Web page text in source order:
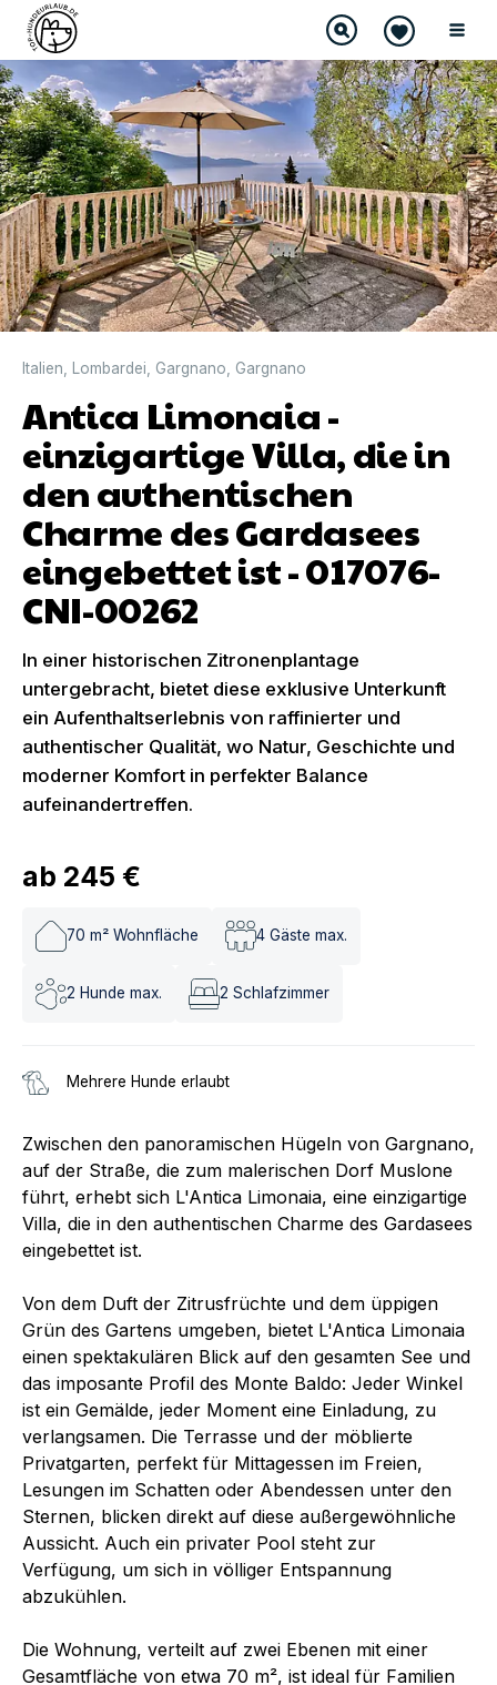
Italien Lombardei Gargnano Gargnano
Antica Limonaia -
einzigartige Villa, die in
den authentischen
Charme des Gardasees
eingebettet ist - 017076-
CNI-00262
In einer historischen Zitronenplantage
untergebracht, bietet diese exklusive Unterkunft
ein Aufenthaltserlebnis von raffinierter und
authentischer Qualität, wo Natur, Geschichte und
moderner Komfort in perfekter Balance
aufeinandertreffen.
ab 245 €
70 m² Wohnfläche 4 Gäste max.
2 Hunde max. 2 Schlafzimmer
Mehrere Hunde erlaubt
Zwischen den panoramischen Hügeln von Gargnano,
auf der Straße, die zum malerischen Dorf Muslone
führt, erhebt sich L'Antica Limonaia, eine einzigartige
Villa, die in den authentischen Charme des Gardasees
eingebettet ist.
Von dem Duft der Zitrusfrüchte und dem üppigen
Grün des Gartens umgeben, bietet L'Antica Limonaia
einen spektakulären Blick auf den gesamten See und
das imposante Profil des Monte Baldo: Jeder Winkel
ist ein Gemälde, jeder Moment eine Einladung, zu
verlangsamen. Die Terrasse und der möblierte
Privatgarten, perfekt für Mittagessen im Freien,
Lesungen im Schatten oder Abendessen unter den
Sternen, blicken direkt auf diese außergewöhnliche
Aussicht. Auch ein privater Pool steht zur
Verfügung, um sich in völliger Entspannung
abzukühlen.
Die Wohnung, verteilt auf zwei Ebenen mit einer
Gesamtfläche von etwa 70 m², ist ideal für Familien